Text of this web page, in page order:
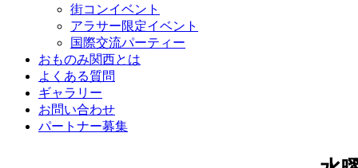
街コンイベント
アラサー限定イベント
国際交流パーティー
おものみ関西とは
よくある質問
ギャラリー
お問い合わせ
パートナー募集